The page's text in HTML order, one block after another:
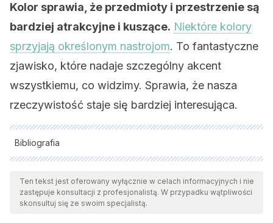
Kolor sprawia, że przedmioty i przestrzenie są
bardziej atrakcyjne i kuszące. Niektóre kolory
sprzyjają określonym nastrojom. To fantastyczne
zjawisko, które nadaje szczególny akcent
wszystkiemu, co widzimy. Sprawia, że nasza
rzeczywistość staje się bardziej interesująca.
Bibliografia
Wszystkie cytowane źródła zostały gruntownie
przeanalizowane przez nasz zespół w celu zapewnienia ich
jakości, wiarygodności, aktualności i ważności. Bibliografia
Ten tekst jest oferowany wyłącznie w celach informacyjnych i nie
zastępuje konsultacji z profesjonalistą. W przypadku wątpliwości
skonsultuj się ze swoim specjalistą.